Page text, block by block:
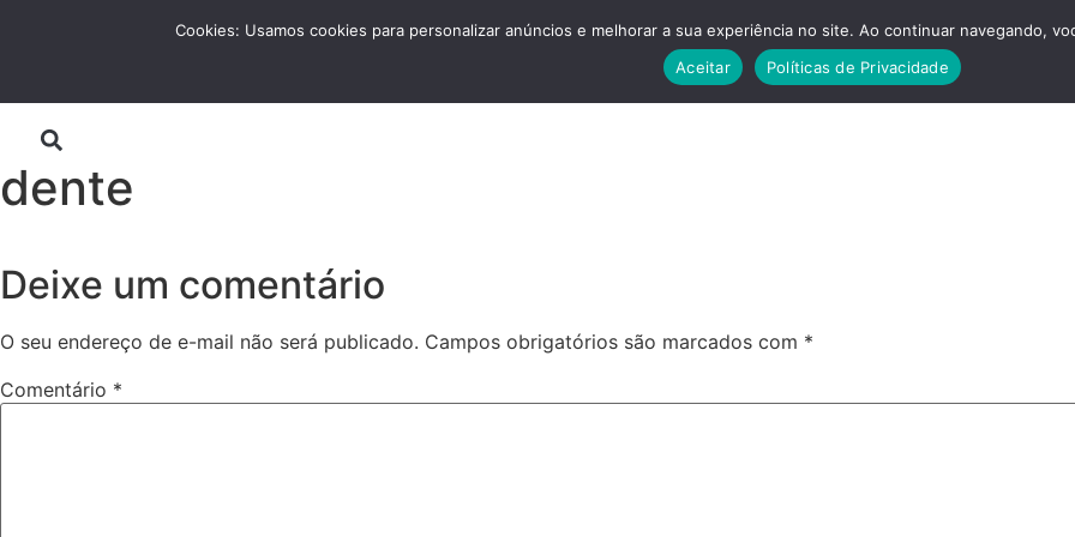
conteúdo
Dicas Contato
dente
Deixe um comentário
O seu endereço de e-mail não será publicado. Campos obrigatórios são marcados com *
Comentário *
Cookies: Usamos cookies para personalizar anúncios e melhorar a sua experiência no site. Ao continuar navegando,
Aceitar
Políticas de Privacidade